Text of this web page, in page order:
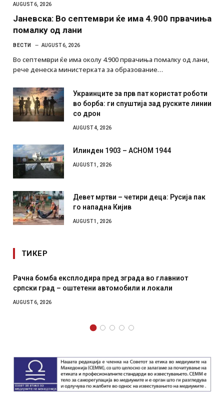
AUGUST 6, 2026
Јаневска: Во септември ќе има 4.900 првачиња
помалку од лани
ВЕСТИ AUGUST 6, 2026
Во септември ќе има околу 4.900 првачиња помалку од лани,
рече денеска министерката за образование…
Украинците за прв пат користат роботи
во борба: ги спуштија зад руските линии
со дрон
AUGUST 4, 2026
Илинден 1903 – АСНОМ 1944
AUGUST 1, 2026
Девет мртви – четири деца: Русија пак
го нападна Кијив
AUGUST 1, 2026
ТИКЕР
бомба експлодира пред зграда во главниот
град – оштетени автомобили и локали
6, 2026